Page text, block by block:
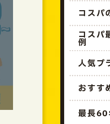
コスパ
コスパ
例
人気プ
おすす
最長60